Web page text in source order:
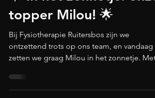
🌟 In het zonnetje: onze
topper Milou! 🌟
Bij Fysiotherapie Ruitersbos zijn we
ontzettend trots op ons team, en vandaag
zetten we graag Milou in het zonnetje. Met